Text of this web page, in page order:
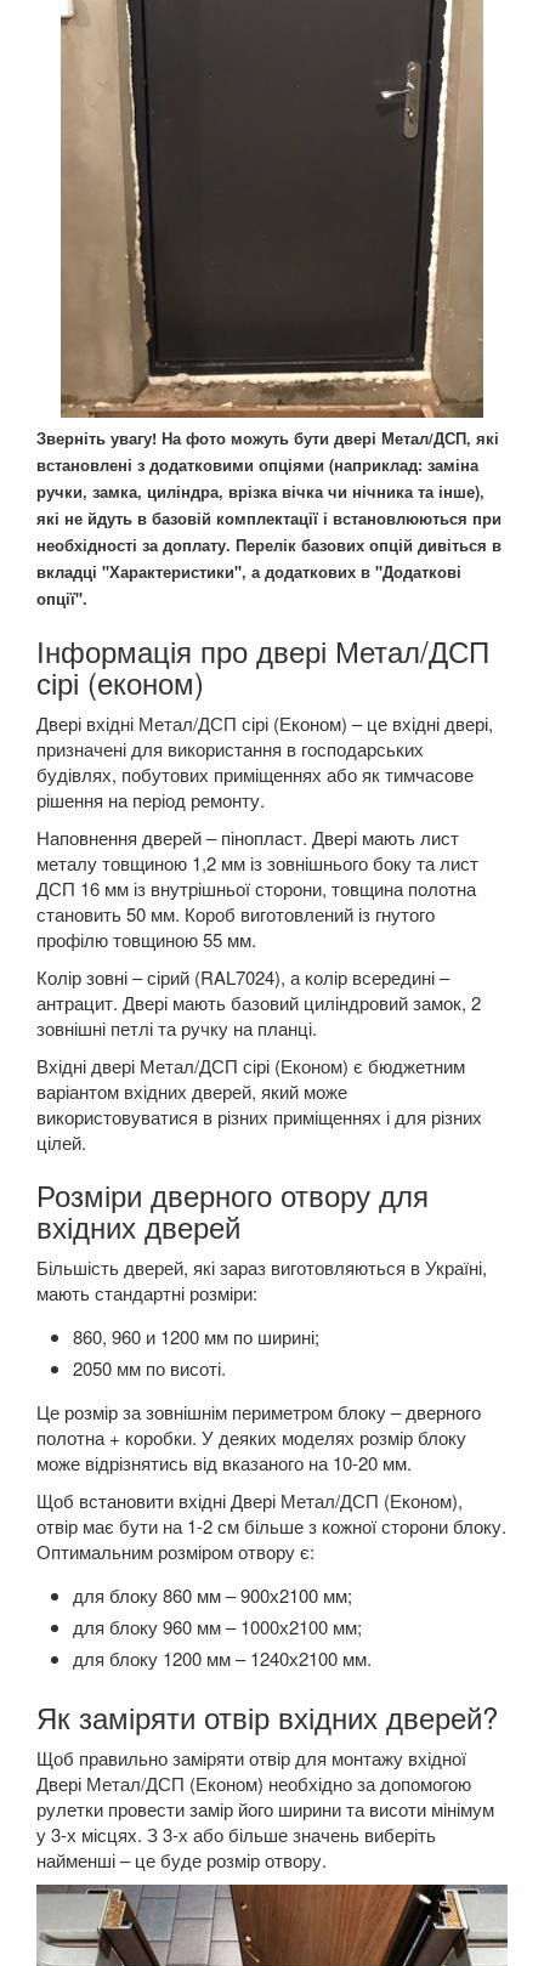
Зверніть увагу! На фото можуть бути двері Метал/ДСП, які
встановлені з додатковими опціями (наприклад: заміна
ручки, замка, циліндра, врізка вічка чи нічника та інше),
які не йдуть в базовій комплектації і встановлюються при
необхідності за доплату. Перелік базових опцій дивіться в
вкладці "Характеристики", а додаткових в "Додаткові
опції".
Інформація про двері Метал/ДСП
сірі (економ)
Двері вхідні Метал/ДСП сірі (Економ) – це вхідні двері,
призначені для використання в господарських
будівлях, побутових приміщеннях або як тимчасове
рішення на період ремонту.
Наповнення дверей – пінопласт. Двері мають лист
металу товщиною 1,2 мм із зовнішнього боку та лист
ДСП 16 мм із внутрішньої сторони, товщина полотна
становить 50 мм. Короб виготовлений із гнутого
профілю товщиною 55 мм.
Колір зовні – сірий (RAL7024), а колір всередині –
антрацит. Двері мають базовий циліндровий замок, 2
зовнішні петлі та ручку на планці.
Вхідні двері Метал/ДСП сірі (Економ) є бюджетним
варіантом вхідних дверей, який може
використовуватися в різних приміщеннях і для різних
цілей.
Розміри дверного отвору для
вхідних дверей
Більшість дверей, які зараз виготовляються в Україні,
мають стандартні розміри:
860, 960 и 1200 мм по ширині;
2050 мм по висоті.
Це розмір за зовнішнім периметром блоку – дверного
полотна + коробки. У деяких моделях розмір блоку
може відрізнятись від вказаного на 10-20 мм.
Щоб встановити вхідні Двері Метал/ДСП (Економ),
отвір має бути на 1-2 см більше з кожної сторони блоку.
Оптимальним розміром отвору є:
для блоку 860 мм – 900х2100 мм;
для блоку 960 мм – 1000х2100 мм;
для блоку 1200 мм – 1240х2100 мм.
Як заміряти отвір вхідних дверей?
Щоб правильно заміряти отвір для монтажу вхідної
Двері Метал/ДСП (Економ) необхідно за допомогою
рулетки провести замір його ширини та висоти мінімум
у 3-х місцях. З 3-х або більше значень виберіть
найменші – це буде розмір отвору.